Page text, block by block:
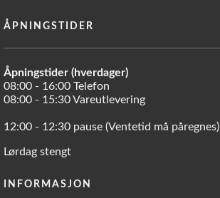
ÅPNINGSTIDER
Åpningstider (hverdager)
08:00 - 16:00 Telefon
08:00 - 15:30 Vareutlevering
12:00 - 12:30 pause (Ventetid må påregnes)
Lørdag stengt
INFORMASJON